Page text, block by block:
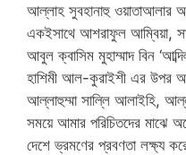
আল্লাহ সুবহানাহু ওয়াতাআলার
একইসাথে আশরাফুল আম্বিয়া,
আবুল ক্বাসিম মুহাম্মাদ বিন
হাশিমী আল-কুরাইশী এর উপর
আল্লাহুম্মা সাল্লি আলাইহি,
সময়ে আমার পরিচিতদের মাঝে
দেশে ভ্রমণের প্রবণতা লক্ষ্য